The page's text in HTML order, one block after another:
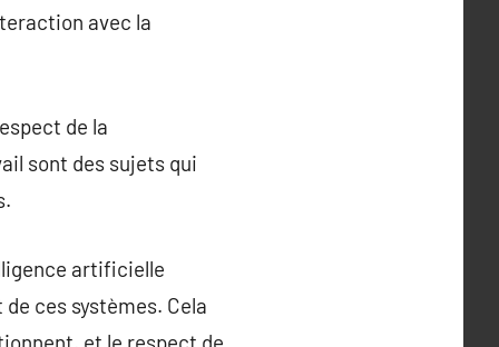
avec la
de la
sont des sujets qui
artificielle
ces systèmes. Cela
et le respect de